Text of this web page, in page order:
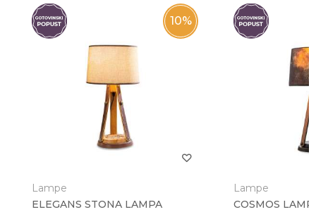
10%
Lampe
ELEGANS STONA LAMPA
Lampe
COSMOS